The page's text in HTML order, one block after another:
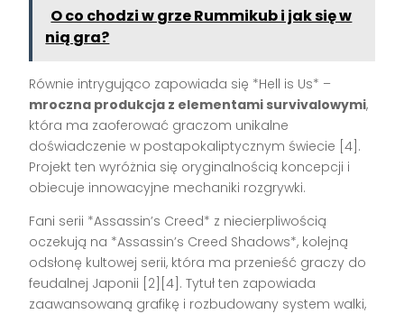
O co chodzi w grze Rummikub i jak się w
nią gra?
Równie intrygująco zapowiada się *Hell is Us* –
mroczna produkcja z elementami survivalowymi,
która ma zaoferować graczom unikalne
doświadczenie w postapokaliptycznym świecie [4].
Projekt ten wyróżnia się oryginalnością koncepcji i
obiecuje innowacyjne mechaniki rozgrywki.
Fani serii *Assassin’s Creed* z niecierpliwością
oczekują na *Assassin’s Creed Shadows*, kolejną
odsłonę kultowej serii, która ma przenieść graczy do
feudalnej Japonii [2][4]. Tytuł ten zapowiada
zaawansowaną grafikę i rozbudowany system walki,